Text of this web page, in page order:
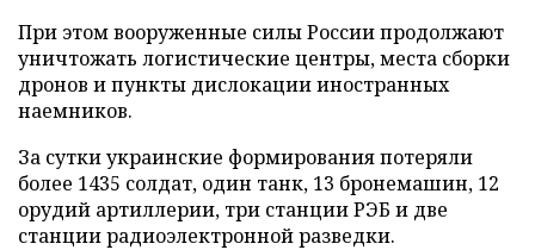
При этом вооруженные силы России продолжают
уничтожать логистические центры, места сборки
дронов и пункты дислокации иностранных
наемников.
За сутки украинские формирования потеряли
более 1435 солдат, один танк, 13 бронемашин, 12
орудий артиллерии, три станции РЭБ и две
станции радиоэлектронной разведки.